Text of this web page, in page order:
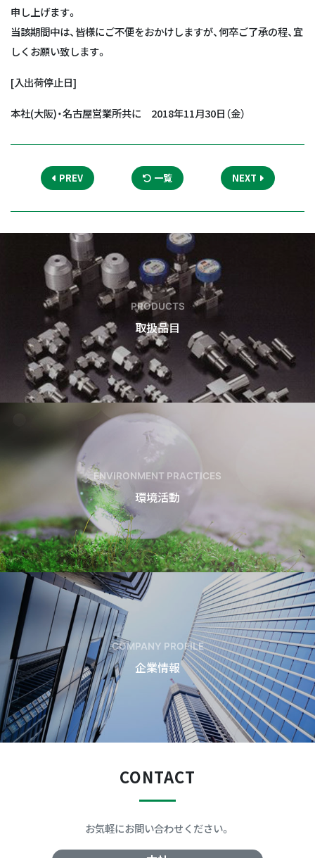
申し上げます。
当該期間中は、皆様にご不便をおかけしますが、何卒ご了承の程、宜
しくお願い致します。
[入出荷停止日]
本社(大阪)・名古屋営業所共に 2018年11月30日（金）
PREV 一覧 NEXT
PRODUCTS
取扱品目
ENVIRONMENT PRACTICES
環境活動
COMPANY PROFILE
企業情報
CONTACT
お気軽にお問い合わせください。